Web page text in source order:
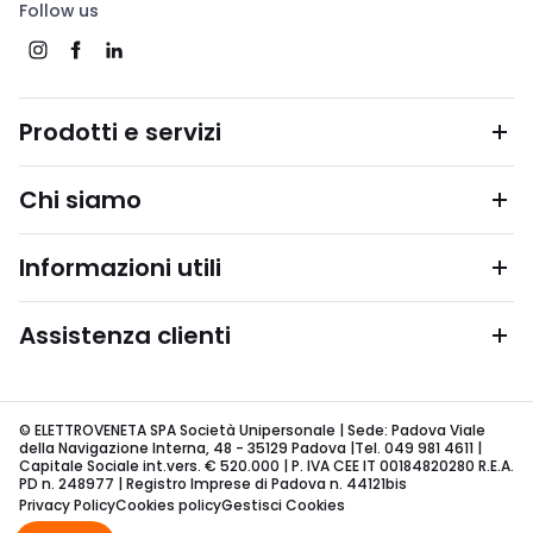
Follow us
Prodotti e servizi
Chi siamo
Informazioni utili
Assistenza clienti
© ELETTROVENETA SPA Società Unipersonale | Sede: Padova Viale
della Navigazione Interna, 48 - 35129 Padova |Tel. 049 981 4611 |
Capitale Sociale int.vers. € 520.000 | P. IVA CEE IT 00184820280 R.E.A.
PD n. 248977 | Registro Imprese di Padova n. 44121bis
Privacy PolicyCookies policyGestisci Cookies